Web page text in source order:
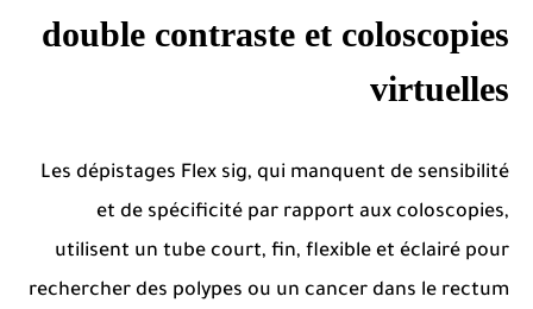
double contraste et coloscopies
virtuelles
Les dépistages Flex sig, qui manquent de sensibilité
et de spécificité par rapport aux coloscopies,
utilisent un tube court, fin, flexible et éclairé pour
rechercher des polypes ou un cancer dans le rectum